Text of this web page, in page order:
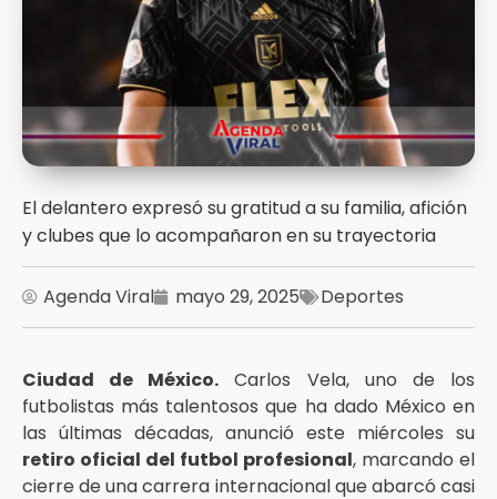
El delantero expresó su gratitud a su familia, afición
y clubes que lo acompañaron en su trayectoria
Agenda Viral mayo 29, 2025 Deportes
Ciudad de México. Carlos Vela, uno de los
futbolistas más talentosos que ha dado México en
las últimas décadas, anunció este miércoles su
retiro oficial del futbol profesional, marcando el
cierre de una carrera internacional que abarcó casi